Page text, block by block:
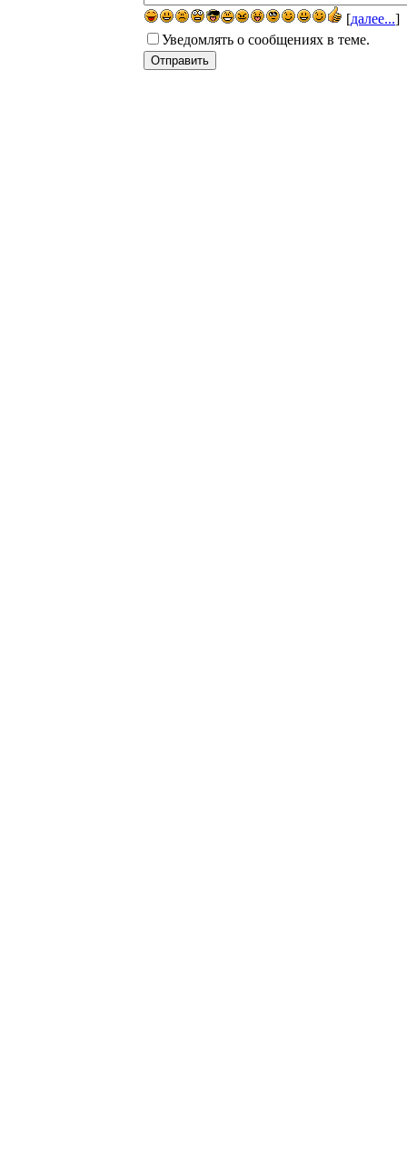
[далее...]
Уведомлять о сообщениях в теме.